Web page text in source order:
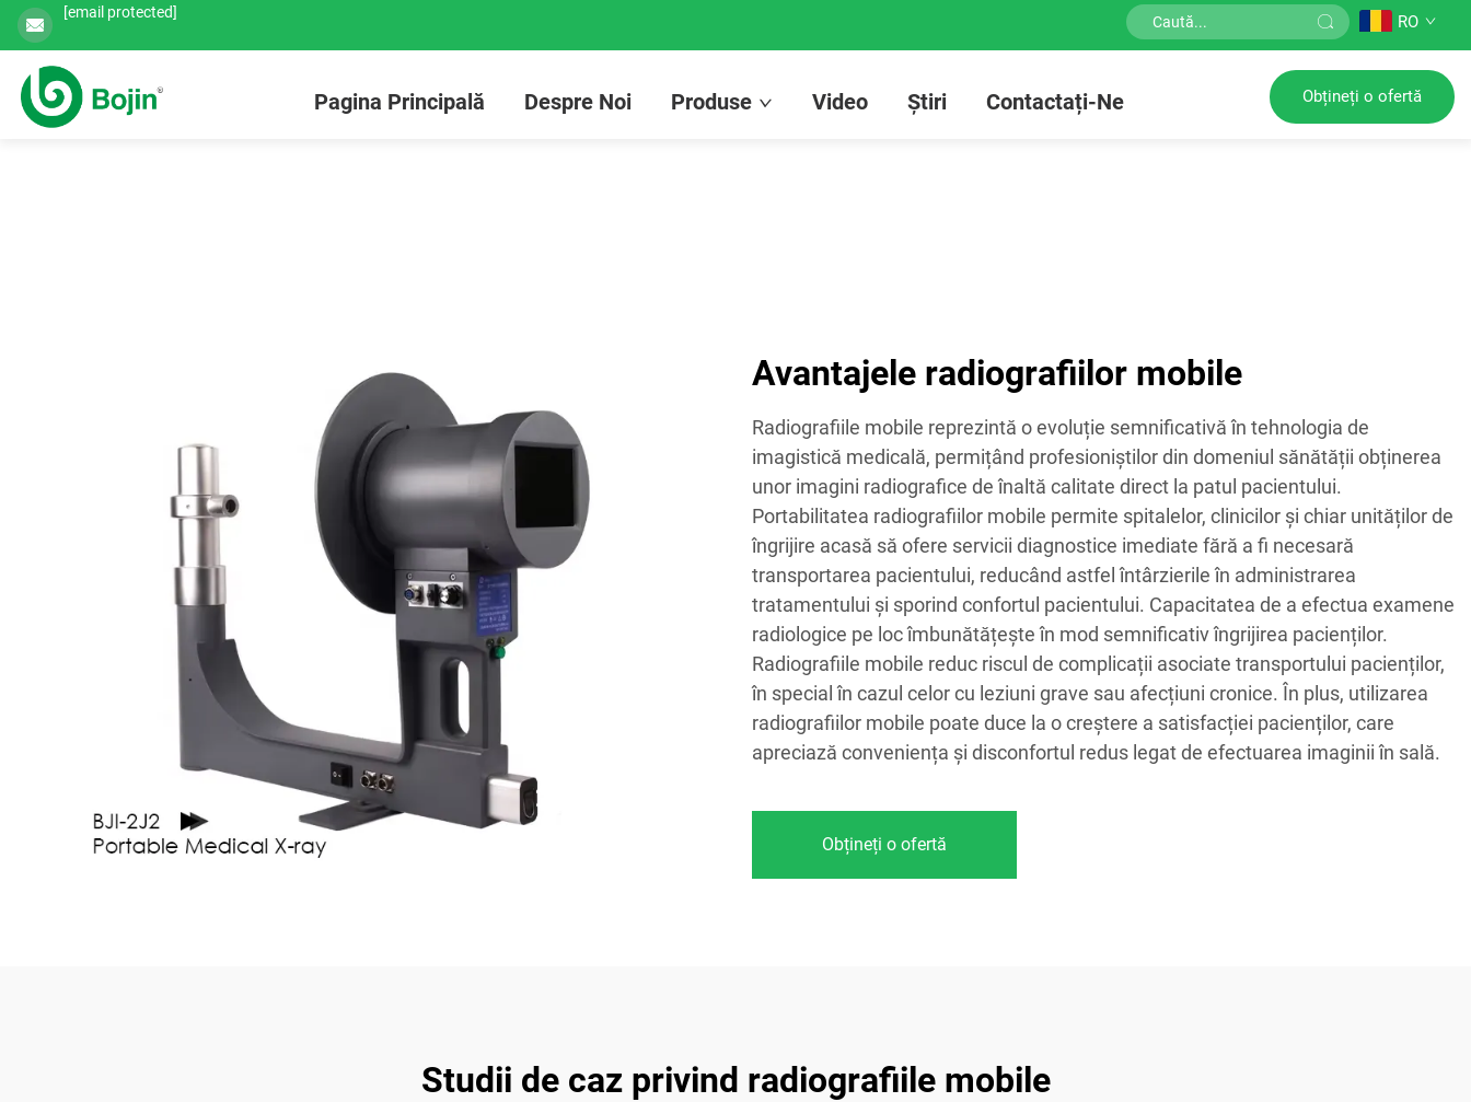
[email protected] RO
Pagina Principală Despre Noi Produse Video Știri Contactați-Ne Obțineți o ofertă
Avantajele radiografiilor mobile
Radiografiile mobile reprezintă o evoluție semnificativă în tehnologia de
imagistică medicală, permițând profesioniștilor din domeniul sănătății obținerea
unor imagini radiografice de înaltă calitate direct la patul pacientului.
Portabilitatea radiografiilor mobile permite spitalelor, clinicilor și chiar unităților de
îngrijire acasă să ofere servicii diagnostice imediate fără a fi necesară
transportarea pacientului, reducând astfel întârzierile în administrarea
tratamentului și sporind confortul pacientului. Capacitatea de a efectua examene
radiologice pe loc îmbunătățește în mod semnificativ îngrijirea pacienților.
Radiografiile mobile reduc riscul de complicații asociate transportului pacienților,
în special în cazul celor cu leziuni grave sau afecțiuni cronice. În plus, utilizarea
radiografiilor mobile poate duce la o creștere a satisfacției pacienților, care
apreciază conveniența și disconfortul redus legat de efectuarea imaginii în sală.
Obțineți o ofertă
Studii de caz privind radiografiile mobile